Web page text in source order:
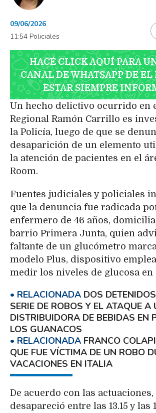
09/06/2026
11:54 Policiales
HACÉ CLICK AQUÍ PARA
CANAL DE WHATSAPP DE EL
ESTAR SIEMPRE
Un hecho delictivo ocurrido en
Regional Ramón Carrillo es
la Policía, luego de que se
desaparición de un elemento
la atención de pacientes en el
Room.
Fuentes judiciales y policiales
que la denuncia fue radicada
enfermero de 46 años,
barrio Primera Junta, quien
faltante de un glucómetro
modelo Plus, dispositivo
medir los niveles de glucosa en
DOS
SERIE DE ROBOS Y EL ATAQUE A
DISTRIBUIDORA DE BEBIDAS EN
LOS GUANACOS
FRANCO
QUE FUE VÍCTIMA DE UN ROBO
VACACIONES EN ITALIA
De acuerdo con las
desapareció entre las 13.15 y las